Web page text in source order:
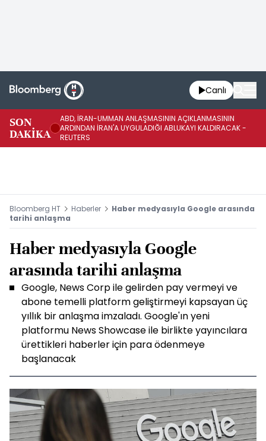
Canlı
SON
DAKİKA
ABD, İRAN-UMMAN ANLAŞMASININ AÇIKLANMASININ
ARDINDAN İRAN'A UYGULADIĞI ABLUKAYI KALDIRACAK -
REUTERS
Bloomberg HT Haberler
Haber medyasıyla Google arasında
tarihi anlaşma
Haber medyasıyla Google
arasında tarihi anlaşma
Google, News Corp ile gelirden pay vermeyi ve
abone temelli platform geliştirmeyi kapsayan üç
yıllık bir anlaşma imzaladı. Google'ın yeni
platformu News Showcase ile birlikte yayıncılara
ürettikleri haberler için para ödenmeye
başlanacak